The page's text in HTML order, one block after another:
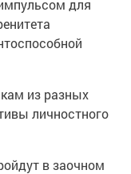
для
из разных
личностного
в заочном